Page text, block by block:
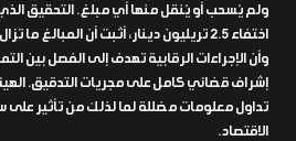
ولم يُسحب أو يُنقل منها أي مبلغ. التحقيق
اختفاء 2.5 تريليون دينار، أثبت أن
وأن الإجراءات الرقابية تهدف إلى الفصل بين
إشراف قضائي كامل على مجريات التدقيق.
تداول معلومات مضللة لما لذلك من تأثير على
الاقتصاد.